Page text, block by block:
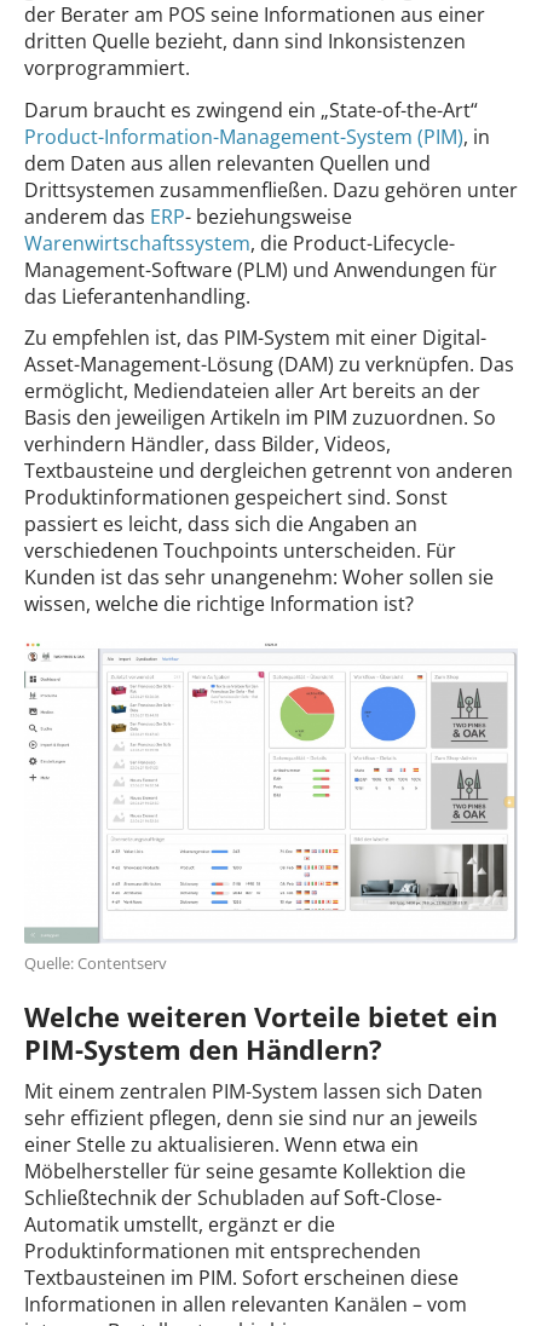
der Berater am POS seine Informationen aus einer
dritten Quelle bezieht, dann sind Inkonsistenzen
vorprogrammiert.
Darum braucht es zwingend ein „State-of-the-Art“
Product-Information-Management-System (PIM), in
dem Daten aus allen relevanten Quellen und
Drittsystemen zusammenfließen. Dazu gehören unter
anderem das ERP- beziehungsweise
Warenwirtschaftssystem, die Product-Lifecycle-
Management-Software (PLM) und Anwendungen für
das Lieferantenhandling.
Zu empfehlen ist, das PIM-System mit einer Digital-
Asset-Management-Lösung (DAM) zu verknüpfen. Das
ermöglicht, Mediendateien aller Art bereits an der
Basis den jeweiligen Artikeln im PIM zuzuordnen. So
verhindern Händler, dass Bilder, Videos,
Textbausteine und dergleichen getrennt von anderen
Produktinformationen gespeichert sind. Sonst
passiert es leicht, dass sich die Angaben an
verschiedenen Touchpoints unterscheiden. Für
Kunden ist das sehr unangenehm: Woher sollen sie
wissen, welche die richtige Information ist?
Quelle: Contentserv
Welche weiteren Vorteile bietet ein
PIM-System den Händlern?
Mit einem zentralen PIM-System lassen sich Daten
sehr effizient pflegen, denn sie sind nur an jeweils
einer Stelle zu aktualisieren. Wenn etwa ein
Möbelhersteller für seine gesamte Kollektion die
Schließtechnik der Schubladen auf Soft-Close-
Automatik umstellt, ergänzt er die
Produktinformationen mit entsprechenden
Textbausteinen im PIM. Sofort erscheinen diese
Informationen in allen relevanten Kanälen – vom